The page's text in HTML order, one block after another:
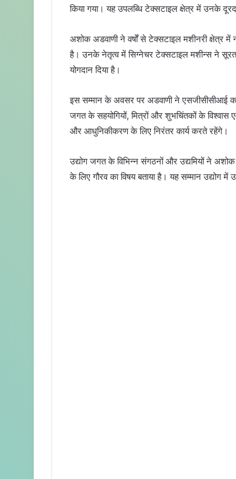
e
a
किया गया। यह उपलब्धि टेक्सटाइल क्षेत्र में उनके
अशोक अडवाणी ने वर्षों से टेक्सटाइल मशीनरी क्षेत्र में
है। उनके नेतृत्व में सिग्नेचर टेक्सटाइल मशीन्स ने सूरत
योगदान दिया है।
इस सम्मान के अवसर पर अडवाणी ने एसजीसीसीआई
जगत के सहयोगियों, मित्रों और शुभचिंतकों के विश्वास
और आधुनिकीकरण के लिए निरंतर कार्य करते रहेंगे।
उद्योग जगत के विभिन्न संगठनों और उद्यमियों ने
के लिए गौरव का विषय बताया है। यह सम्मान उद्योग में